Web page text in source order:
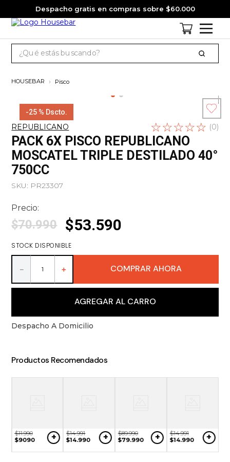
Despacho gratis en compras sobre $60.000
jagermeister
3.
pack
4.
gin
5.
jack daniels
Pisco
-25 % Dscto.
REPUBLICANO ☆☆☆☆☆ (0)
Escribe un
comentario
PACK 6X PISCO REPUBLICANO
MOSCATEL TRIPLE DESTILADO 40°
750CC
SKU: PR23307
Precio:
$70.990 $53.590
STOCK DISPONIBLE
＋
－ COMPRAR AHORA
AGREGAR AL CARRO
Despacho A Domicilio
Productos Recomendados
$11.990
$9090 + $14.991
$14.990 + $89.990
$79.990 + $14.991
$14.990 +